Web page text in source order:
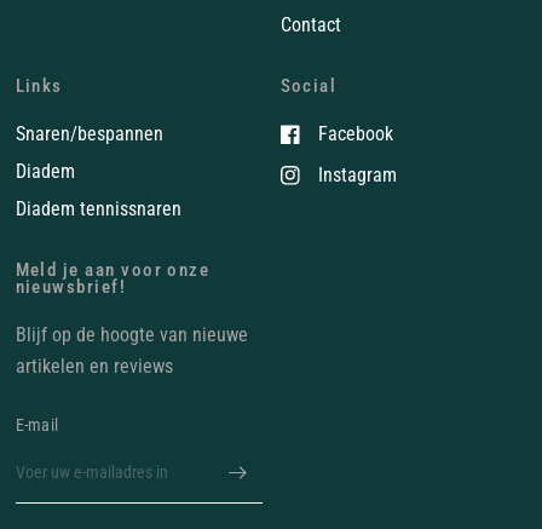
Contact
Links
Snaren/bespannen
Diadem
Diadem tennissnaren
Social
Facebook
Instagram
Meld je aan voor onze
nieuwsbrief!
Blijf op de hoogte van nieuwe
artikelen en reviews
E‑mail